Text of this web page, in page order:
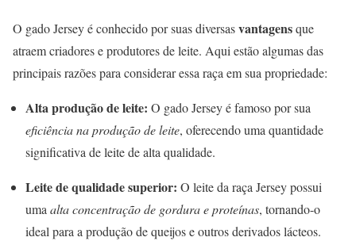
O gado Jersey é conhecido por suas diversasvantagensque
atraem criadores e produtores de leite. Aqui estão algumas das
principais razões para considerar essa raça em sua propriedade:
Alta produção de leite: O gado Jersey é famoso por sua
eficiência na produção de leite, oferecendo uma quantidade
significativa de leite de alta qualidade.
Leite de qualidade superior: O leite da raça Jersey possui
umaalta concentração de gordura e proteínas, tornando-o
ideal para a produção de queijos e outros derivados lácteos.